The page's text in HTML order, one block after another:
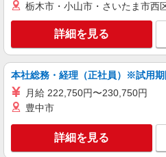
キープ
パーソルフィールドスタッフ株式会
ー（C）
時給1,450円
日、残業10時間
愛知県一宮市
り
栃木市・小山市・さいたま市西
詳細を見る
本社総務・経理（正社員）※試用期
月給 222,750円〜230,750円
豊中市
詳細を見る